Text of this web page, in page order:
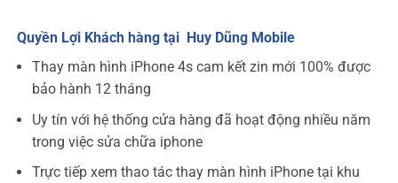
Quyền Lợi Khách hàng tại Huy Dũng Mobile
Thay màn hình iPhone 4s cam kết zin mới 100% được
bảo hành 12 tháng
Uy tín với hệ thống cửa hàng đã hoạt động nhiều năm
trong việc sửa chữa iphone
Trực tiếp xem thao tác thay màn hình iPhone tại khu